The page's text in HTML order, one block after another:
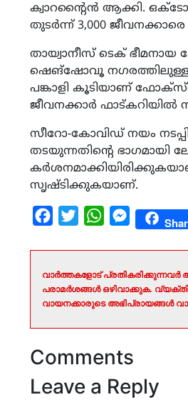
ക്വാറന്റൈന്‍ ആക്കി.
തുടര്‍ന്ന് 3,000
തായ്വാനീസ് ടെക്
ഷെങ്‌ഷോവൂ നഗരത്തിലുള്ള
പങ്കാളി കൂടിയാണ്
ജീവനക്കാര്‍ ഫാട്കറിയില്‍
സീറോ-കോവിഡ് നയം
തടയുന്നതിന്റെ
സൃഷ്ടിക്കുകയാണ്.
Facebook
Twitter WhatsAppMessenger
വാർത്തകളോട്
പരാമർശങ്ങൾ ഒഴിവാക്കുക.
വായനക്കാരുടെ അഭിപ്രായങ്ങൾ
Comments
Leave a Reply